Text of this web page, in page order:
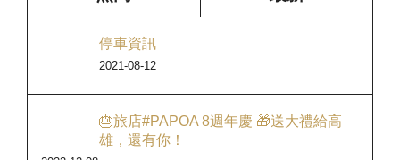
停車資訊
2021-08-12
🎂旅店#PAPOA 8週年慶 🎁送大禮給高
雄，還有你！